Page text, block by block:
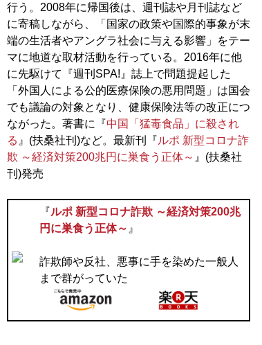
行う。2008年に帰国後は、週刊誌や月刊誌など
に寄稿しながら、「国家の政策や国際的事象が末
端の生活者やアングラ社会に与える影響」をテー
マに地道な取材活動を行っている。2016年に他
に先駆けて『週刊SPA!』誌上で問題提起した
「外国人による公的医療保険の悪用問題」は国会
でも議論の対象となり、健康保険法等の改正につ
ながった。著書に『中国「猛毒食品」に殺され
る 』(扶桑社刊)など。最新刊『ルポ 新型コロナ詐
欺 ～経済対策200兆円に巣食う正体～ 』(扶桑社
刊)発売
『ルポ 新型コロナ詐欺 ～経済対策200兆
円に巣食う正体～ 』
詐欺師や反社、悪事に手を染めた一般人
まで群がっていた